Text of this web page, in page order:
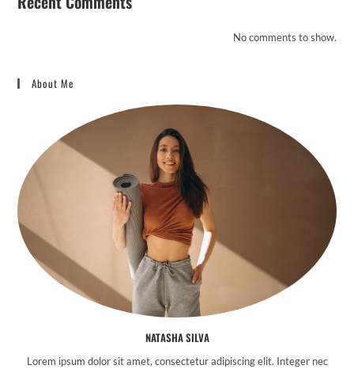
No comments to show.
About Me
NATASHA SILVA
Lorem ipsum dolor sit amet, consectetur adipiscing elit. Integer nec